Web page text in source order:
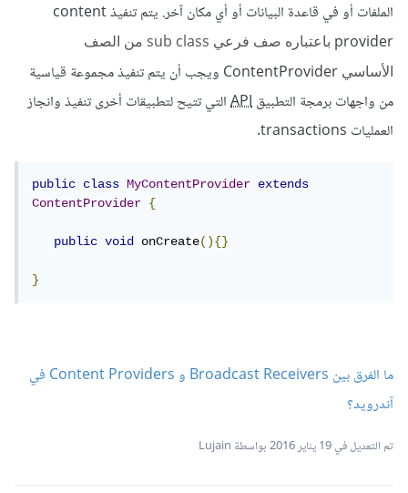
الملفات أو في قاعدة البيانات أو أي مكان آخر. يتم تنفيذcontent
provider
باعتباره صف فرعي sub class من الصف
الأساسي
ContentProvider ويجب أن يتم تنفيذ مجموعة قياسية
من واجهات برمجة التطبيقAPIالتي تتيح لتطبيقات أخرى تنفيذ وانجاز
العمليات transactions.
public class MyContentProvider
extends
ContentProvider
{
public void onCreate(){}
}
ما الفرق بين Broadcast Receivers و Content Providers في
آندرويد؟
تم التعديل في19 يناير 2016 بواسطة Lujain